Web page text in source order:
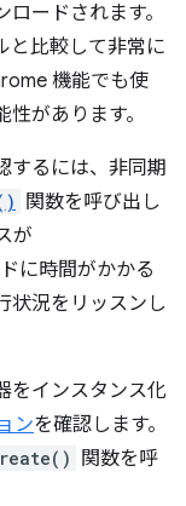
ードされます。
と比較して非常に
機能でも使
があります。
するには、非同期
関数を呼び出し
が
に時間がかかる
状況をリッスンし
をインスタンス化
ンを確認します。
関数を呼